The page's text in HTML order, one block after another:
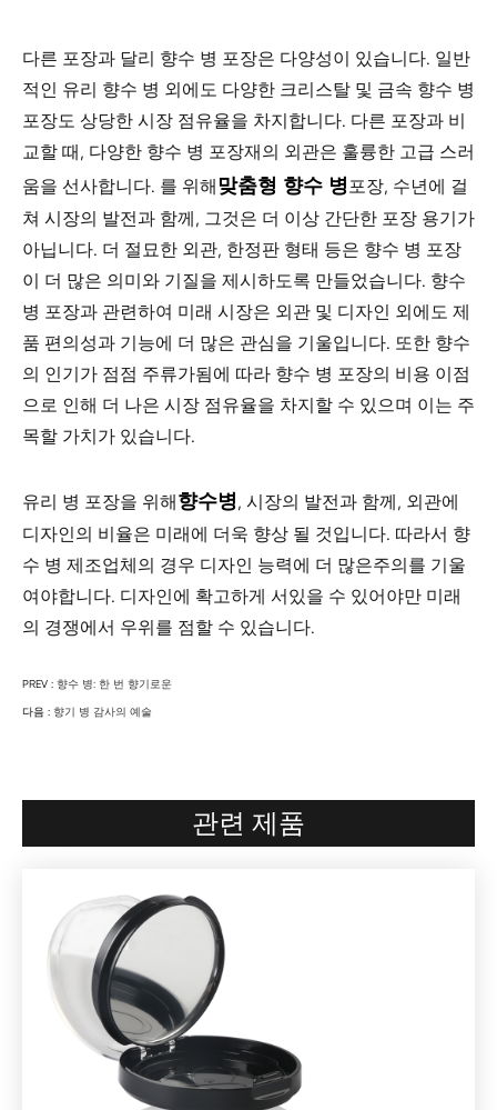
다른 포장과 달리 향수 병 포장은 다양성이 있습니다. 일반
적인 유리 향수 병 외에도 다양한 크리스탈 및 금속 향수 병
포장도 상당한 시장 점유율을 차지합니다. 다른 포장과 비
교할 때, 다양한 향수 병 포장재의 외관은 훌륭한 고급 스러
움을 선사합니다. 를 위해 맞춤형 향수 병포장, 수년에 걸
쳐 시장의 발전과 함께, 그것은 더 이상 간단한 포장 용기가
아닙니다. 더 절묘한 외관, 한정판 형태 등은 향수 병 포장
이 더 많은 의미와 기질을 제시하도록 만들었습니다. 향수
병 포장과 관련하여 미래 시장은 외관 및 디자인 외에도 제
품 편의성과 기능에 더 많은 관심을 기울입니다. 또한 향수
의 인기가 점점 주류가됨에 따라 향수 병 포장의 비용 이점
으로 인해 더 나은 시장 점유율을 차지할 수 있으며 이는 주
목할 가치가 있습니다.
유리 병 포장을 위해향수병, 시장의 발전과 함께, 외관에
디자인의 비율은 미래에 더욱 향상 될 것입니다. 따라서 향
수 병 제조업체의 경우 디자인 능력에 더 많은주의를 기울
여야합니다. 디자인에 확고하게 서있을 수 있어야만 미래
의 경쟁에서 우위를 점할 수 있습니다.
PREV : 향수 병: 한 번 향기로운
다음 : 향기 병 감사의 예술
관련 제품